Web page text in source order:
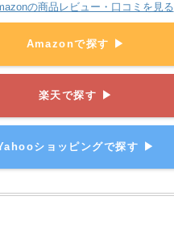
の商品レビュー・口コミを見る
Amazonで探す ▶
楽天で探す ▶
ショッピングで探す ▶